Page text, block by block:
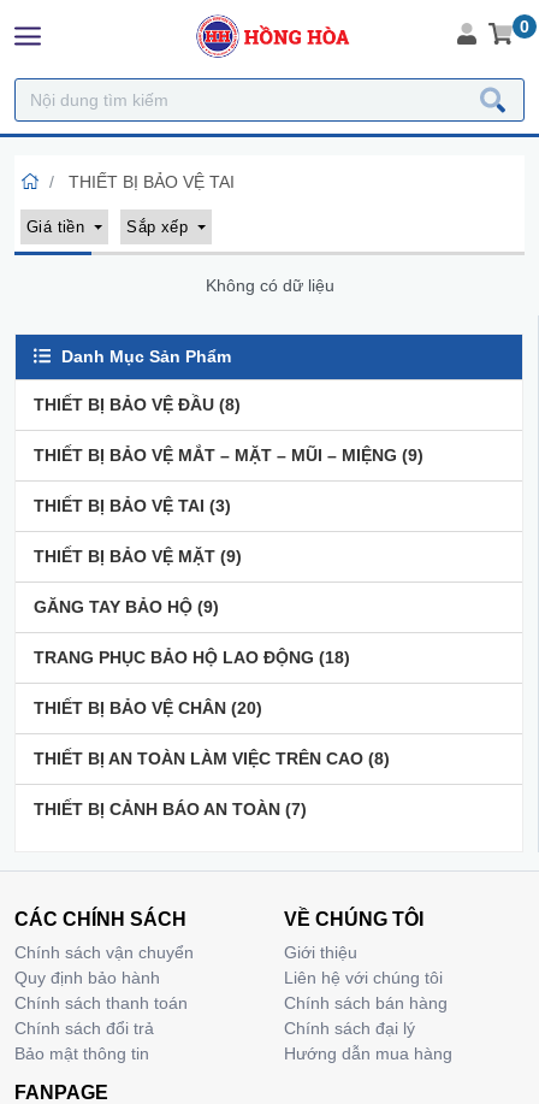
0
Danh Mục Sản Phẩm
THIẾT BỊ BẢO VỆ ĐẦU (8)
THIẾT BỊ BẢO VỆ MẮT – MẶT – MŨI – MIỆNG (9)
THIẾT BỊ BẢO VỆ TAI (3)
THIẾT BỊ BẢO VỆ MẶT (9)
GĂNG TAY BẢO HỘ (9)
TRANG PHỤC BẢO HỘ LAO ĐỘNG (18)
THIẾT BỊ BẢO VỆ CHÂN (20)
THIẾT BỊ AN TOÀN LÀM VIỆC TRÊN CAO (8)
THIẾT BỊ CẢNH BÁO AN TOÀN (7)
THIẾT BỊ BẢO VỆ TAI
Giá tiền Sắp xếp
Không có dữ liệu
CÁC CHÍNH SÁCH
Chính sách vận chuyển
Quy định bảo hành
Chính sách thanh toán
Chính sách đổi trả
Bảo mật thông tin
VỀ CHÚNG TÔI
Giới thiệu
Liên hệ với chúng tôi
Chính sách bán hàng
Chính sách đại lý
Hướng dẫn mua hàng
FANPAGE